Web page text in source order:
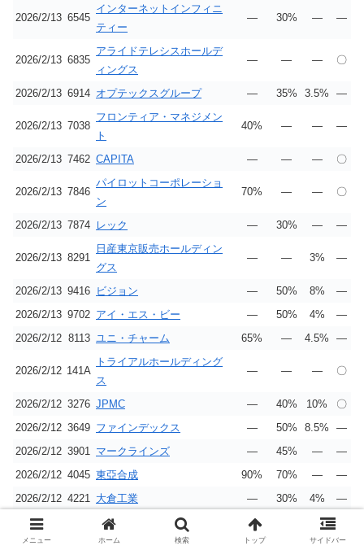
2026/2/13 6545
インターネットインフィニ
ティー
― 30% ― ―
2026/2/13 6835
アライドテレシスホールデ
ィングス
― ― ― 〇
2026/2/13 6914 オプテックスグループ ― 35% 3.5% ―
2026/2/13 7038
フロンティア・マネジメン
ト
40% ― ― ―
2026/2/13 7462 CAPITA ― ― ― 〇
2026/2/13 7846
パイロットコーポレーショ
ン
70% ― ― 〇
2026/2/13 7874 レック ― 30% ― ―
2026/2/13 8291
日産東京販売ホールディン
グス
― ― 3% ―
2026/2/13 9416 ビジョン ― 50% 8%
―
2026/2/13 9702 アイ・エス・ビー ― 50% 4%
―
2026/2/12 8113 ユニ・チャーム 65% ― 4.5% ―
2026/2/12 141A
トライアルホールディング
ス
― ― ― 〇
2026/2/12 3276 JPMC ― 40% 10%
〇
2026/2/12 3649 ファインデックス ― 50% 8.5%
―
2026/2/12 3901 マークラインズ ― 45% ―
―
2026/2/12 4045 東亞合成 90% 70% ―
―
2026/2/12 4221 大倉工業 ― 30% 4%
―
2026/2/12
アイティフォー 70% ―
2026/2/12
ドリーム・アーツ ― ― 〇
メニュー ホーム 検索 トップ サイドバー